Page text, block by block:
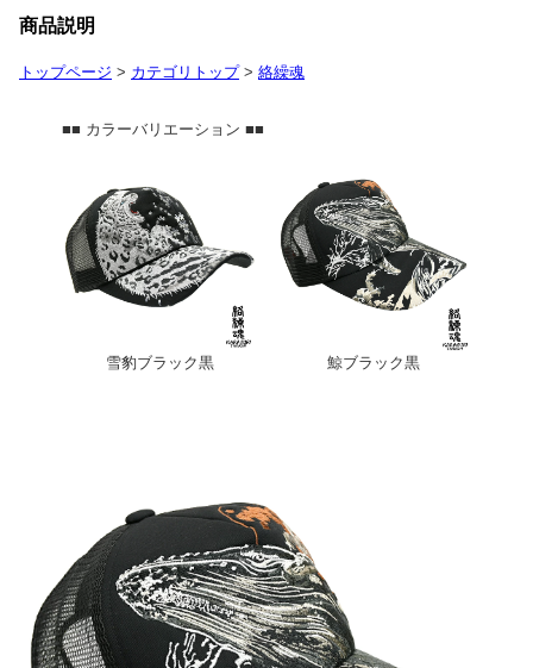
商品説明
トップページ > カテゴリトップ> 絡繰魂
■■ カラーバリエーション ■■
雪豹ブラック黒 鯨ブラック黒